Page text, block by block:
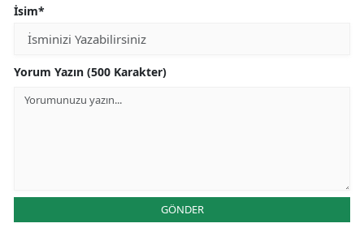
İsim*
Yorum Yazın (500 Karakter)
GÖNDER